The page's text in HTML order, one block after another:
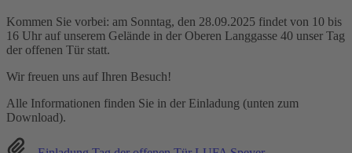
Kommen Sie vorbei: am Sonntag, den 28.09.2025 findet von 10 bis
16 Uhr auf unserem Gelände in der Oberen Langgasse 40 unser Tag
der offenen Tür statt.
Wir freuen uns auf Ihren Besuch!
Alle Informationen finden Sie in der Einladung (unten zum
Download).